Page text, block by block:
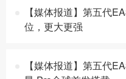
【媒体报道】第五代
位，更大更强
【媒体报道】第五代